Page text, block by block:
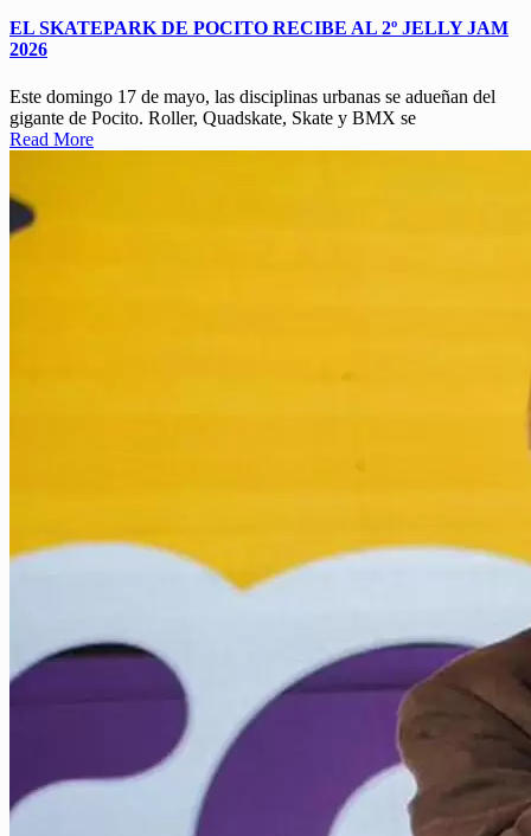
EL SKATEPARK DE POCITO RECIBE AL 2º JELLY JAM
2026
Este domingo 17 de mayo, las disciplinas urbanas se adueñan del
gigante de Pocito. Roller, Quadskate, Skate y BMX se
Read More